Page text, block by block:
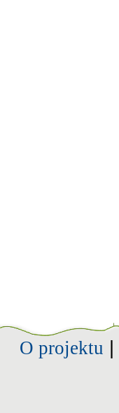
O projektu